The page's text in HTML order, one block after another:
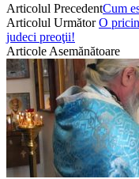
Articolul PrecedentCum
Articolul UrmătorO
judeci preoţii!
Articole Asemănătoare